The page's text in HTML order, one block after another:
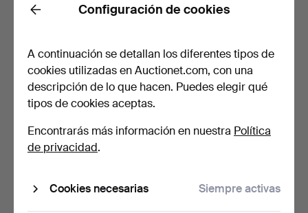
ALBERT LLUCH BLAYA.
Estimación
93 USD
OIDENTIFIERAD
Estimación
64 USD
Back Configuración de cookies
A continuación se detallan los diferentes tipos de
cookies utilizadas en Auctionet.com, con una
descripción de lo que hacen. Puedes elegir qué
tipos de cookies aceptas.
Encontrarás más información en nuestra Política
de privacidad.
Cookies necesarias Siempre activas